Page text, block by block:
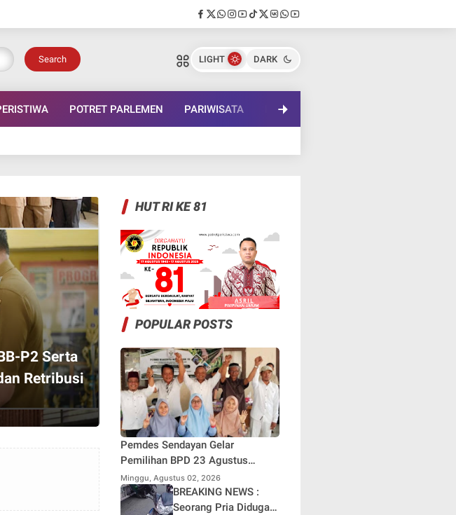
Search LIGHT DARK
POTRET PARLEMEN PARIWISATA PENDIDIKAN
P2 Serta
Retribusi
HUT RI KE 81
POPULAR POSTS
Pemdes Sendayan Gelar
Pemilihan BPD 23 Agustus
Mendatang, Warga Berharap
Fungsi Pengawasan Berjalan
Maksimal
Minggu, Agustus 02, 2026
BREAKING NEWS :
Seorang Pria Diduga